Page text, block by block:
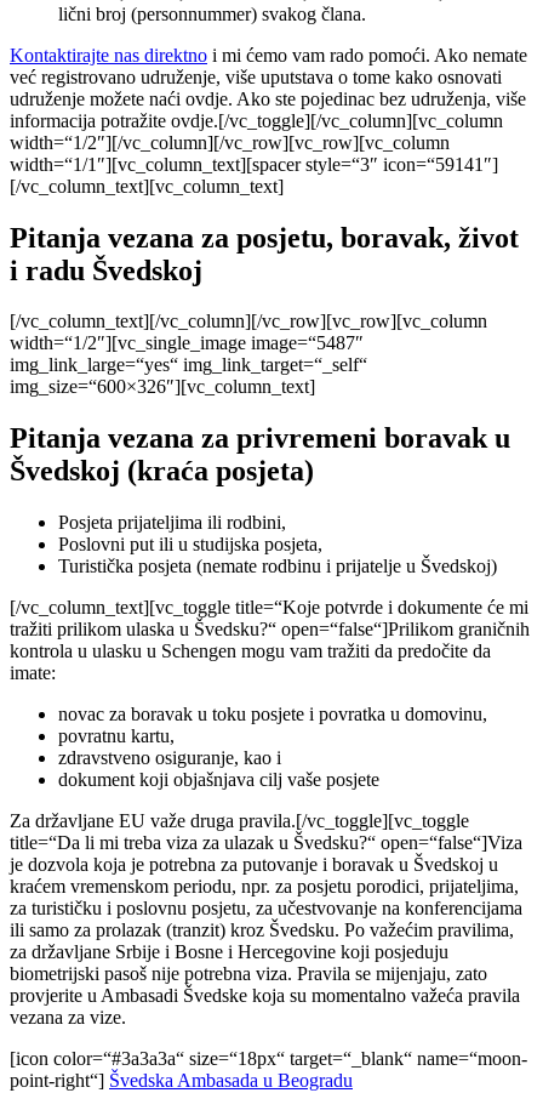
lični broj (personnummer) svakog člana.
Kontaktirajte nas direktno i mi ćemo vam rado pomoći. Ako nemate
već registrovano udruženje, više uputstava o tome kako osnovati
udruženje možete naći ovdje. Ako ste pojedinac bez udruženja, više
informacija potražite ovdje.[/vc_toggle][/vc_column][vc_column
width=“1/2″][/vc_column][/vc_row][vc_row][vc_column
width=“1/1″][vc_column_text][spacer style=“3″ icon=“59141″]
[/vc_column_text][vc_column_text]
Pitanja vezana za posjetu, boravak, život
i radu Švedskoj
[/vc_column_text][/vc_column][/vc_row][vc_row][vc_column
width=“1/2″][vc_single_image image=“5487″
img_link_large=“yes“ img_link_target=“_self“
img_size=“600×326″][vc_column_text]
Pitanja vezana za privremeni boravak u
Švedskoj (kraća posjeta)
Posjeta prijateljima ili rodbini,
Poslovni put ili u studijska posjeta,
Turistička posjeta (nemate rodbinu i prijatelje u Švedskoj)
[/vc_column_text][vc_toggle title=“Koje potvrde i dokumente će mi
tražiti prilikom ulaska u Švedsku?“ open=“false“]Prilikom graničnih
kontrola u ulasku u Schengen mogu vam tražiti da predočite da
imate:
novac za boravak u toku posjete i povratka u domovinu,
povratnu kartu,
zdravstveno osiguranje, kao i
dokument koji objašnjava cilj vaše posjete
Za državljane EU važe druga pravila.[/vc_toggle][vc_toggle
title=“Da li mi treba viza za ulazak u Švedsku?“ open=“false“]Viza
je dozvola koja je potrebna za putovanje i boravak u Švedskoj u
kraćem vremenskom periodu, npr. za posjetu porodici, prijateljima,
za turističku i poslovnu posjetu, za učestvovanje na konferencijama
ili samo za prolazak (tranzit) kroz Švedsku. Po važećim pravilima,
za državljane Srbije i Bosne i Hercegovine koji posjeduju
biometrijski pasoš nije potrebna viza. Pravila se mijenjaju, zato
provjerite u Ambasadi Švedske koja su momentalno važeća pravila
vezana za vize.
[icon color=“#3a3a3a“ size=“18px“ target=“_blank“ name=“moon-
point-right“] Švedska Ambasada u Beogradu